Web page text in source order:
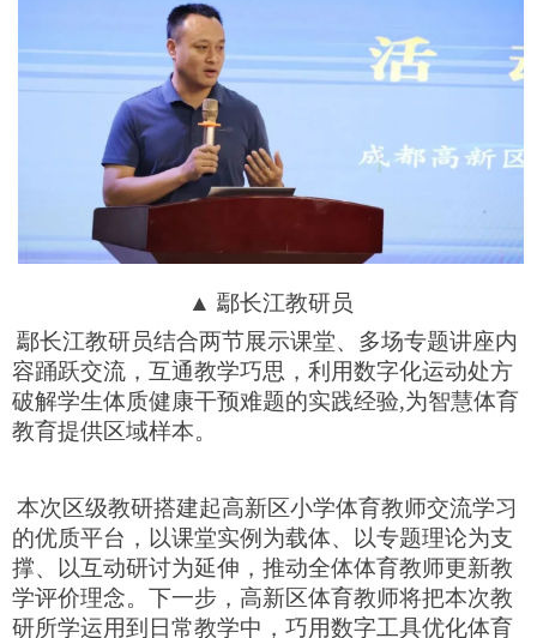
▲ 鄢长江教研员
鄢长江教研员结合两节展示课堂、多场专题讲座内
容踊跃交流，互通教学巧思，利用数字化运动处方
破解学生体质健康干预难题的实践经验,为智慧体育
教育提供区域样本。
本次区级教研搭建起高新区小学体育教师交流学习
的优质平台，以课堂实例为载体、以专题理论为支
撑、以互动研讨为延伸，推动全体体育教师更新教
学评价理念。下一步，高新区体育教师将把本次教
研所学运用到日常教学中，巧用数字工具优化体育